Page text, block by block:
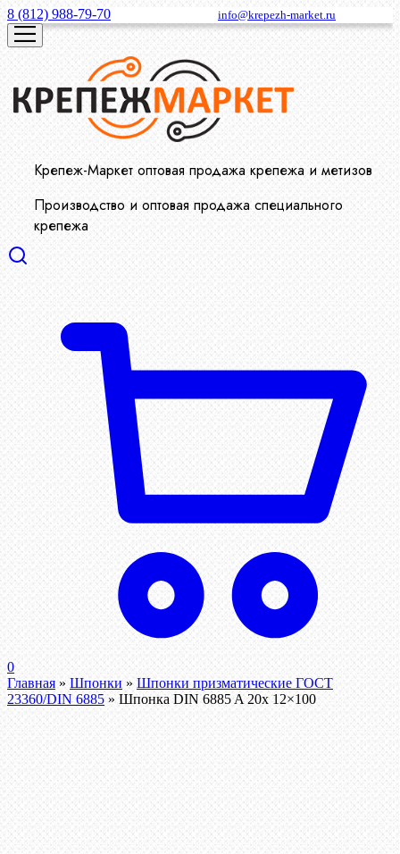
8 (812) 988-79-70 info@krepezh-market.ru
Крепеж-Маркет оптовая продажа крепежа и метизов
Производство и оптовая продажа специального
крепежа
0
Главная » Шпонки » Шпонки призматические ГОСТ
23360/DIN 6885 » Шпонка DIN 6885 A 20x 12×100